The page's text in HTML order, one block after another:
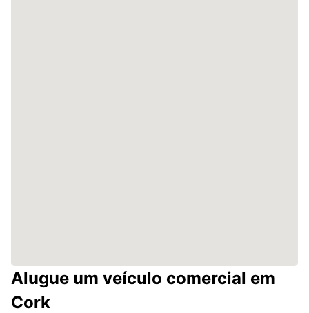
Alugue um veículo comercial em
Cork